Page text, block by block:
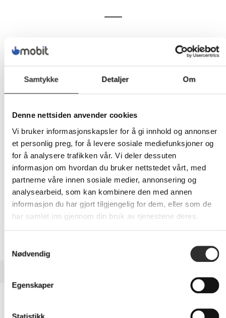
Samtykke Detaljer Om
Denne nettsiden anvender cookies
Vi bruker informasjonskapsler for å gi innhold og annonser
et personlig preg, for å levere sosiale mediefunksjoner og
for å analysere trafikken vår. Vi deler dessuten
informasjon om hvordan du bruker nettstedet vårt, med
partnerne våre innen sosiale medier, annonsering og
analysearbeid, som kan kombinere den med annen
informasjon du har gjort tilgjengelig for dem, eller som de
har samlet inn gjennom din bruk av tjenestene deres.
Nødvendig
Egenskaper
22 435,-
LEGG I HANDLEVOGN
Nettlager: Ikke på lager (estimert 16dager)
AMD EPYC 8324PN - 2.05 GHz - 32-core -